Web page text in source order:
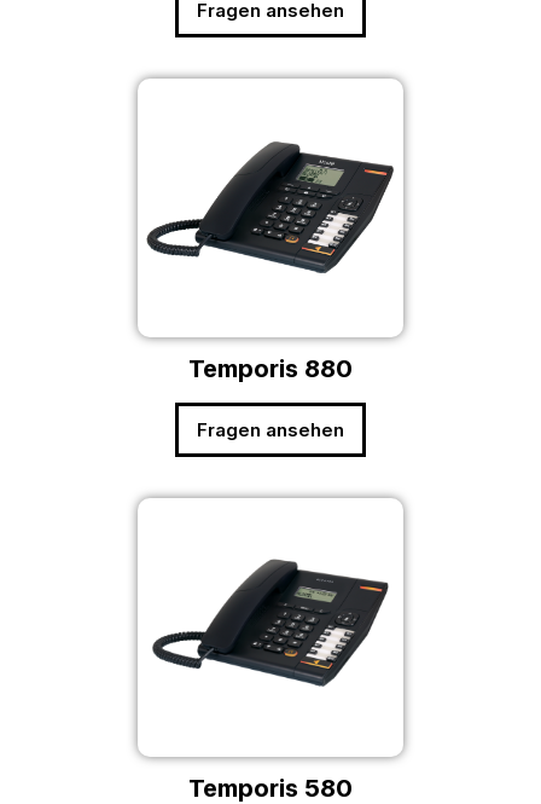
Fragen ansehen
Temporis 880
Fragen ansehen
Temporis 580